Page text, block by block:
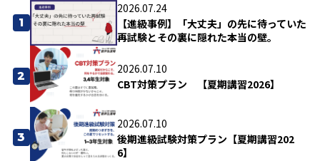
1
2026.07.24
【進級事例】「大丈夫」の先に待っていた
再試験とその裏に隠れた本当の壁。
2
2026.07.10
CBT対策プラン 【夏期講習2026】
3
2026.07.10
後期進級試験対策プラン【夏期講習202
6】